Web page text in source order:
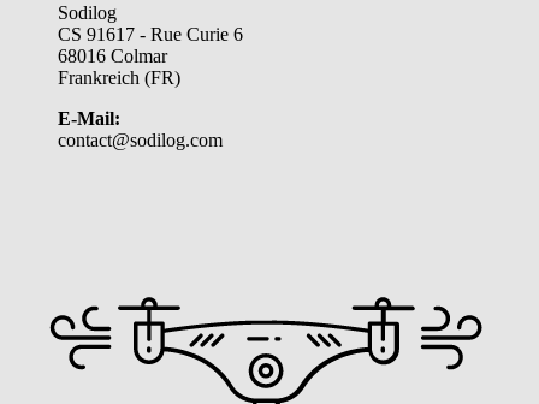
Sodilog
CS 91617 - Rue Curie 6
68016 Colmar
Frankreich (FR)
E-Mail:
contact@sodilog.com